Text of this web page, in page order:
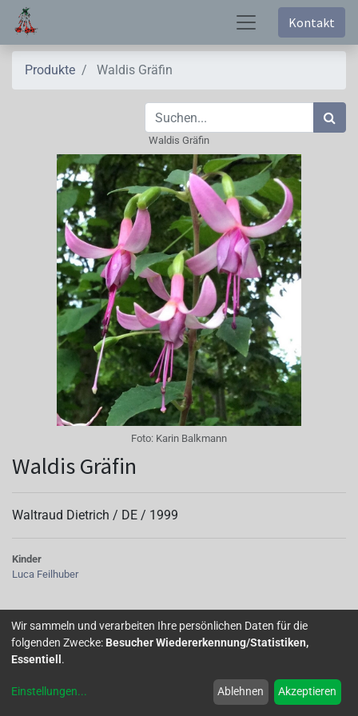
Kontakt
Produkte Waldis Gräfin
Waldis Gräfin
Foto: Karin Balkmann
Waldis Gräfin
Waltraud Dietrich / DE / 1999
Kinder
Luca Feilhuber
elegante Fuchsie. Ihre schmale Blüte in rosa/weiß ist
einfach zum Verlieben. Leider war sie auch empfindlich.
nicht überlebt. Auszug aus "Meine Topp 10" (Fuchsienkurier
Wir sammeln und verarbeiten Ihre persönlichen Daten für die
folgenden Zwecke: Besucher Wiedererkennung/Statistiken,
Essentiell .
Einstellungen... Ablehnen Akzeptieren